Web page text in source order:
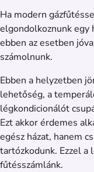
Ha modern
elgondolkoznunk egy
ebben az esetben
számolnunk.
Ebben a helyzetben
lehetőség, a
légkondicionálót
Ezt akkor érdemes
egész házat, hanem
tartózkodunk. Ezzel
fűtésszámlánk.